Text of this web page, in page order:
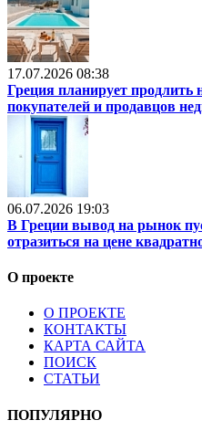
17.07.2026 08:38
Греция планирует продлить
покупателей и продавцов
06.07.2026 19:03
В Греции вывод на рынок
отразиться на цене
О проекте
О ПРОЕКТЕ
КОНТАКТЫ
КАРТА САЙТА
ПОИСК
СТАТЬИ
ПОПУЛЯРНО